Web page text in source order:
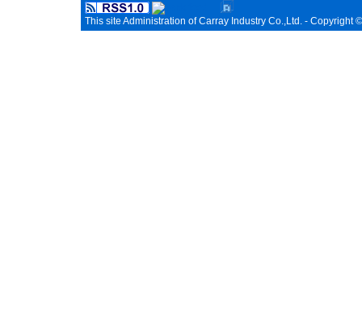
This site Administration of Carray Industry Co.,Ltd. - Copyright